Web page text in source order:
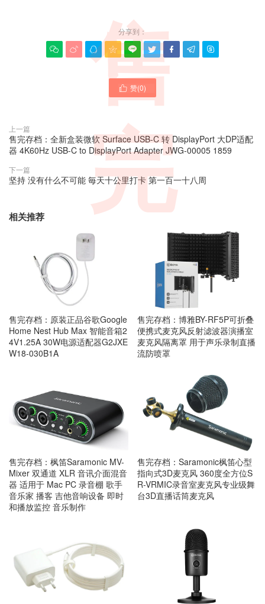
分享到：
        
 赞(0)
上一篇
售完存档：全新盒装微软 Surface USB-C 转 DisplayPort 大DP适配
器 4K60Hz USB-C to DisplayPort Adapter JWG-00005 1859
下一篇
坚持 没有什么不可能 毎天十公里打卡 第一百一十八周
相关推荐
售完存档：原装正品谷歌Google
Home Nest Hub Max 智能音箱2
4V1.25A 30W电源适配器G2JXE
W18-030B1A
售完存档：博雅BY-RF5P可折叠
便携式麦克风反射滤波器演播室
麦克风隔离罩 用于声乐录制直播
流防喷罩
售完存档：枫笛Saramonic MV-
Mixer 双通道 XLR 音讯介面混音
器 适用于 Mac PC 录音棚 歌手
音乐家 播客 吉他音响设备 即时
和播放监控 音乐制作
售完存档：Saramonic枫笛心型
指向式3D麦克风 360度全方位S
R-VRMIC录音室麦克风专业级舞
台3D直播话筒麦克风
售
完